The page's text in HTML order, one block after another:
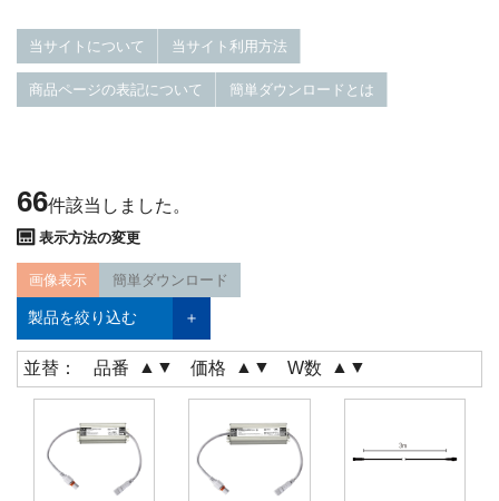
当サイトについて 当サイト利用方法
商品ページの表記について 簡単ダウンロードとは
66件該当しました。
表示方法の変更
画像表示 簡単ダウンロード
製品を絞り込む
並替： 品番 ▲ ▼ 価格 ▲ ▼ W数 ▲ ▼